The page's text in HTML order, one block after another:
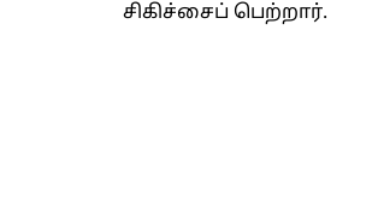
சிகிச்சைப் பெற்றார்.